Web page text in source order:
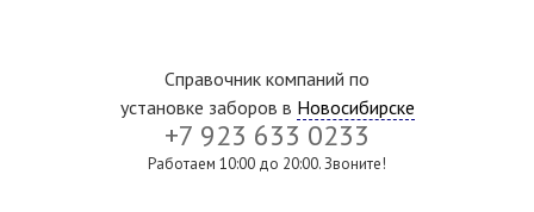
Справочник компаний по
установке заборов в Новосибирске
+7 923 633 0233
Работаем 10:00 до 20:00. Звоните!